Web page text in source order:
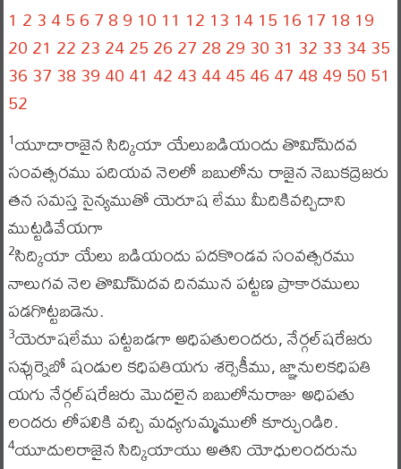
1 23456789 10 11 12 13 1415 16 17 18 19
2021 22232425262728293031 32333435
363738394041 42434445464748495051
52
1యూదారాజైన సిద్కియా యేలుబడియందు తొమి్మదవ
సంవత్సరము పదియవ నెలలో బబులోను రాజైన నెబుకద్రెజరు
తన సమస్త సైన్యముతో యెరూష లేము మీదికివచ్చిదాని
ముట్టడివేయగా
2సిద్కియా యేలు బడియందు పదకొండవ సంవత్సరము
నాలుగవ నెల తొమి్మదవ దినమున పట్టణ ప్రాకారములు
పడగొట్టబడెను.
3యెరూషలేము పట్టబడగా అధిపతులందరు, నేర్గల్‌షరేజరు
సవ్గుర్నెబో షండుల కధిపతియగు శర్సెకీము, జ్ఞానులకధిపతి
యగు నేర్గల్‌షరేజరు మొదలైన బబులోనురాజు అధిపతు
లందరు లోపలికి వచ్చి మధ్యగుమ్మములో కూర్చుండిరి.
4యూదులరాజైన సిద్కియాయు అతని యోధులందరును